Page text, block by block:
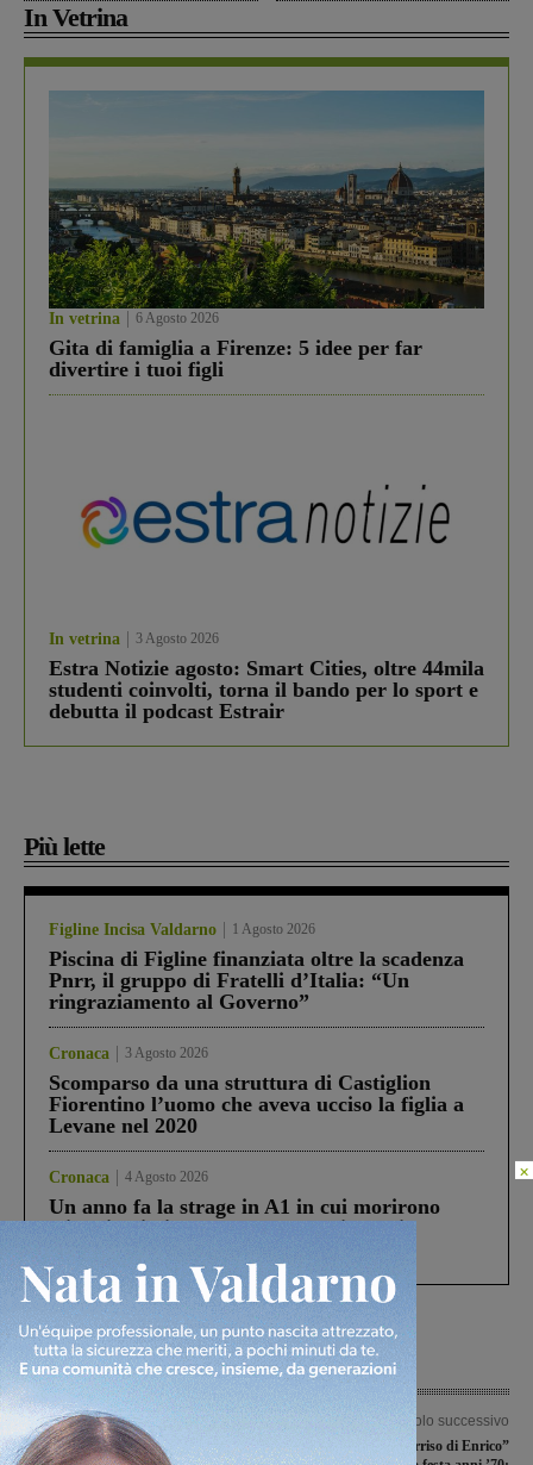
In Vetrina
In vetrina 6 Agosto 2026
Gita di famiglia a Firenze: 5 idee per far
divertire i tuoi figli
In vetrina 3 Agosto 2026
Estra Notizie agosto: Smart Cities, oltre 44mila
studenti coinvolti, torna il bando per lo sport e
debutta il podcast Estrair
Più lette
Figline Incisa Valdarno 1 Agosto 2026
Piscina di Figline finanziata oltre la scadenza
Pnrr, il gruppo di Fratelli d’Italia: “Un
ringraziamento al Governo”
Cronaca 3 Agosto 2026
Scomparso da una struttura di Castiglion
Fiorentino l’uomo che aveva ucciso la figlia a
Levane nel 2020
Cronaca 4 Agosto 2026
Un anno fa la strage in A1 in cui morirono
Gianni, Giulia e Franco. Lo schianto, il
processo, lo stop ai sorpassi fra tir....
Articolo precedente
Pogi, scattano le ricerche: scomparsa
Articolo successivo
L’associazione “Il Sorriso di Enrico”
×